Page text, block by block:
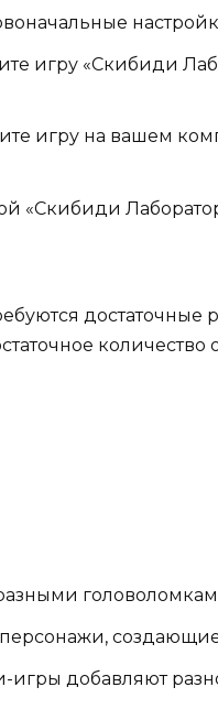
игру «Скибиди
игру на вашем
«Скибиди
достаточные
добавляют